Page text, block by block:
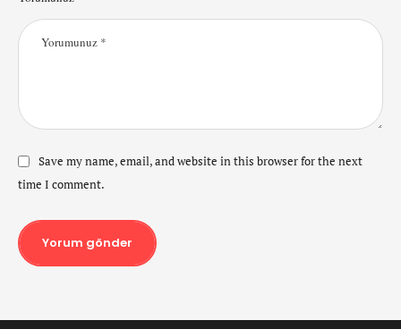
Save my name, email, and website in this browser for the next
time I comment.
Yorum gönder